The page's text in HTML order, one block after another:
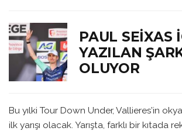
PAUL SEIXAS
YAZILAN
OLUYOR
Bu yılki Tour Down Under, Vallieres’in
ilk yarışı olacak. Yarışta, farklı bir kıtada